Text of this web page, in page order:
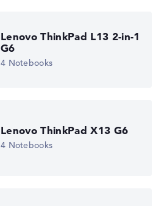
Lenovo ThinkPad L13 2-in-1
G6
4 Notebooks
Lenovo ThinkPad X13 G6
4 Notebooks